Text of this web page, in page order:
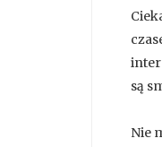
są
Nie